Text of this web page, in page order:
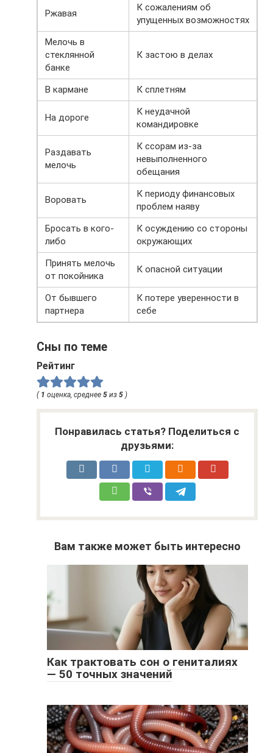
Ржавая
К сожалениям об
упущенных возможностях
Мелочь в
стеклянной
банке
К застою в делах
В кармане К сплетням
На дороге
К неудачной
командировке
Раздавать
мелочь
К ссорам из-за
невыполненного
обещания
Воровать
К периоду финансовых
проблем наяву
Бросать в кого-
либо
К осуждению со стороны
окружающих
Принять мелочь
от покойника
К опасной ситуации
От бывшего
партнера
К потере уверенности в
себе
Сны по теме
Рейтинг
( 1 оценка, среднее 5 из 5 )
Понравилась статья? Поделиться с
друзьями:
Вам также может быть интересно
Как трактовать сон о гениталиях
— 50 точных значений